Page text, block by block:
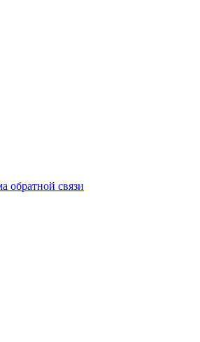
обратной связи